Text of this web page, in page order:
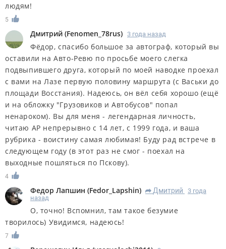
людям!
5
Дмитрий (Fenomen_78rus) 3 года назад
Фёдор, спасибо большое за автограф, который вы
оставили на Авто-Ревю по просьбе моего слегка
подвыпившего друга, который по моей наводке проехал
с вами на Лазе первую половину маршрута (с Васьки до
площади Восстания). Надеюсь, он вёл себя хорошо (ещё
и на обложку "Грузовиков и Автобусов" попал
ненароком). Вы для меня - легендарная личность,
читаю АР непрерывно с 14 лет, с 1999 года, и ваша
рубрика - воистину самая любимая! Буду рад встрече в
следующем году (в этот раз не смог - поехал на
выходные пошляться по Пскову).
4
Федор Лапшин (Fedor_Lapshin) R Дмитрий
3 года
назад
О, точно! Вспомнил, там такое безумие
творилось) Увидимся, надеюсь!
7